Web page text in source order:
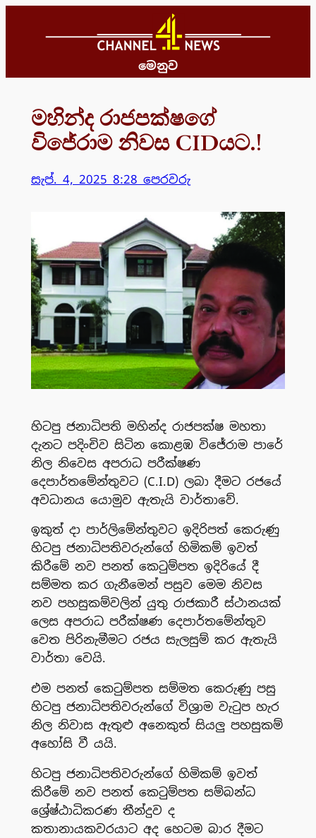
මෙනුව
මහින්ද රාජපක්ෂගේ
විජේරාම නිවස CIDයට.!
සැප්. 4, 2025 8:28 පෙරවරු
හිටපු ජනාධිපති මහින්ද රාජපක්ෂ මහතා
දැනට පදිංචිව සිටින කොළඹ විජේරාම පාරේ
නිල නිවෙස අපරාධ පරීක්ෂණ
දෙපාර්තමේන්තුවට (C.I.D) ලබා දීමට රජයේ
අවධානය යොමුව ඇතැයි වාර්තාවේ.
ඉකුත් දා පාර්ලිමේන්තුවට ඉදිරිපත් කෙරුණු
හිටපු ජනාධිපතිවරුන්ගේ හිමිකම් ඉවත්
කිරීමේ නව පනත් කෙටුම්පත ඉදිරියේ දී
සම්මත කර ගැනීමෙන් පසුව මෙම නිවස
නව පහසුකම්වලින් යුතු රාජකාරී ස්ථානයක්
ලෙස අපරාධ පරීක්ෂණ දෙපාර්තමේන්තුව
වෙත පිරිනැමීමට රජය සැලසුම් කර ඇතැයි
වාර්තා වෙයි.
එම පනත් කෙටුම්පත සම්මත කෙරුණු පසු
හිටපු ජනාධිපතිවරුන්ගේ විශ්‍රාම වැටුප හැර
නිල නිවාස ඇතුළු අනෙකුත් සියලු පහසුකම්
අහෝසි වී යයි.
හිටපු ජනාධිපතිවරුන්ගේ හිමිකම් ඉවත්
කිරීමේ නව පනත් කෙටුම්පත සම්බන්ධ
ශ්‍රේෂ්ඨාධිකරණ තීන්දුව ද
කතානායකවරයාට අද හෙටම බාර දීමට